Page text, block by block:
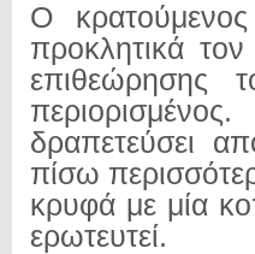
Ο
προκλητικά
επιθεώρησης
δραπετεύσει
πίσω
κρυφά με μία
ερωτευτεί.